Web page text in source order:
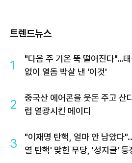
트렌드뉴스
1
"다음 주 기온 뚝 떨어진다"…
없이 열돔 박살 낸 '이것'
2
중국산 에어콘을 웃돈 주고 산
럽 열광시킨 메이디
3
"이재명 탄핵, 얼마 안 남았다
열 탄핵' 맞힌 무당, '성지글' 등